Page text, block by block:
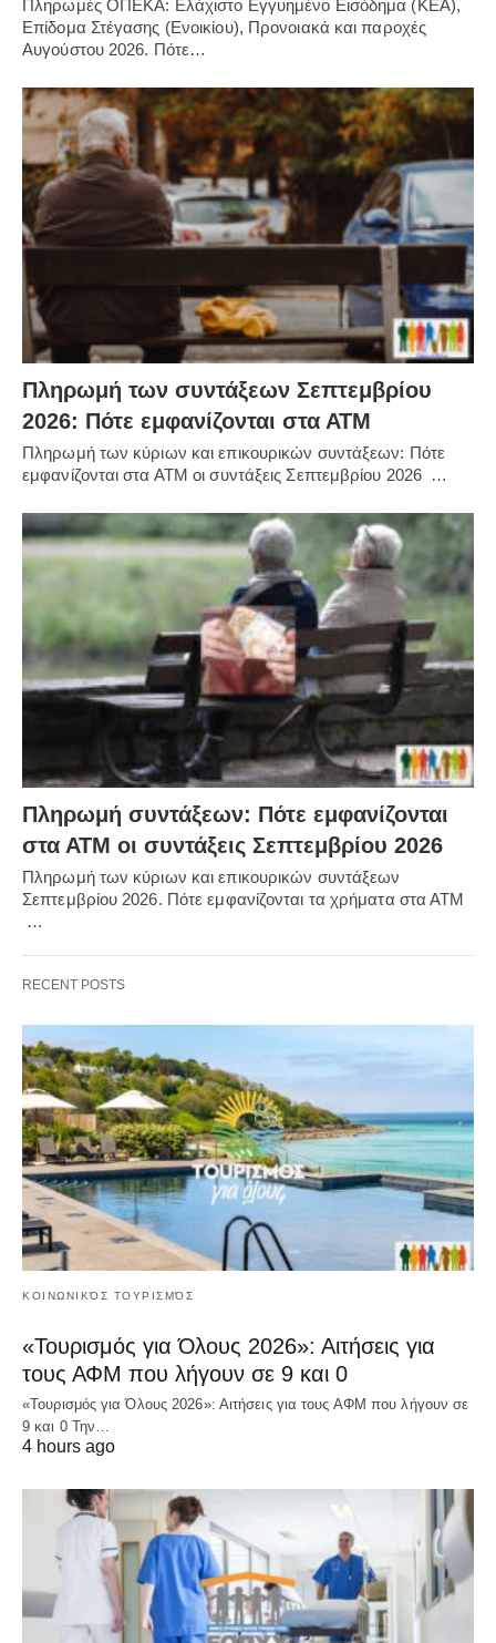
Πληρωμές ΟΠΕΚΑ: Ελάχιστο Εγγυημένο Εισόδημα (ΚΕΑ),
Επίδομα Στέγασης (Ενοικίου), Προνοιακά και παροχές
Αυγούστου 2026. Πότε…
Πληρωμή των συντάξεων Σεπτεμβρίου
2026: Πότε εμφανίζονται στα ΑΤΜ
Πληρωμή των κύριων και επικουρικών συντάξεων: Πότε
εμφανίζονται στα ΑΤΜ οι συντάξεις Σεπτεμβρίου 2026 …
Πληρωμή συντάξεων: Πότε εμφανίζονται
στα ΑΤΜ οι συντάξεις Σεπτεμβρίου 2026
Πληρωμή των κύριων και επικουρικών συντάξεων
Σεπτεμβρίου 2026. Πότε εμφανίζονται τα χρήματα στα ΑΤΜ
…
RECENT POSTS
ΚΟΙΝΩΝΙΚΌΣ ΤΟΥΡΙΣΜΌΣ
«Τουρισμός για Όλους 2026»: Αιτήσεις για
τους ΑΦΜ που λήγουν σε 9 και 0
«Τουρισμός για Όλους 2026»: Αιτήσεις για τους ΑΦΜ που λήγουν σε
9 και 0 Την…
4 hours ago